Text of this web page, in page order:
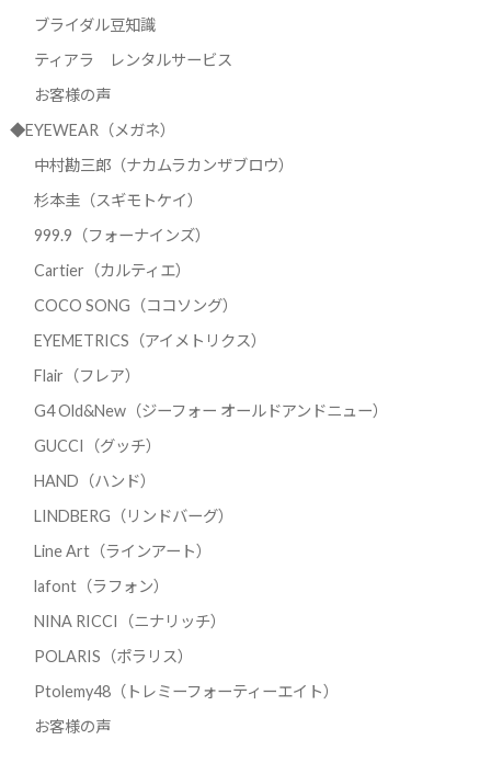
ブライダル豆知識
ティアラ レンタルサービス
お客様の声
◆EYEWEAR（メガネ）
中村勘三郎（ナカムラカンザブロウ）
杉本圭（スギモトケイ）
999.9（フォーナインズ）
Cartier（カルティエ）
COCO SONG（ココソング）
EYEMETRICS（アイメトリクス）
Flair（フレア）
G4 Old&New（ジーフォー オールドアンドニュー）
GUCCI（グッチ）
HAND（ハンド）
LINDBERG（リンドバーグ）
Line Art（ラインアート）
lafont（ラフォン）
NINA RICCI（ニナリッチ）
POLARIS（ポラリス）
Ptolemy48（トレミーフォーティーエイト）
お客様の声